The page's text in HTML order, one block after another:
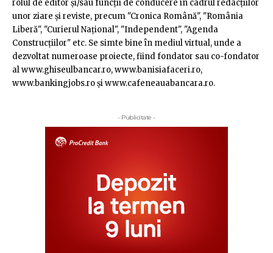
rolul de editor şi/sau funcţii de conducere în cadrul redacţiilor
unor ziare şi reviste, precum "Cronica Română", "România
Liberă", "Curierul Naţional", "Independent", "Agenda
Construcţiilor" etc. Se simte bine în mediul virtual, unde a
dezvoltat numeroase proiecte, fiind fondator sau co-fondator
al www.ghiseulbancar.ro, www.banisiafaceri.ro,
www.bankingjobs.ro şi www.cafeneauabancara.ro.
- Publicitate -